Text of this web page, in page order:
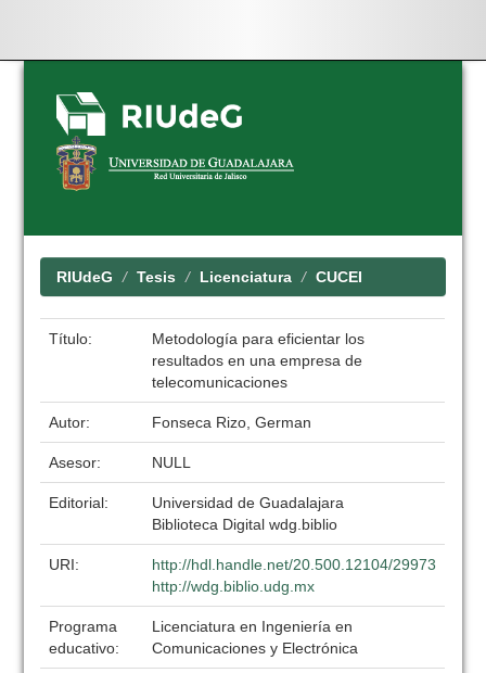
Skip
navigation
RIUdeG Tesis Licenciatura CUCEI
Título:
Metodología para eficientar los
resultados en una empresa de
telecomunicaciones
Autor: Fonseca Rizo, German
Asesor: NULL
Editorial:
Universidad de Guadalajara
Biblioteca Digital wdg.biblio
URI:
http://hdl.handle.net/20.500.12104/29973
http://wdg.biblio.udg.mx
Programa
educativo:
Licenciatura en Ingeniería en
Comunicaciones y Electrónica